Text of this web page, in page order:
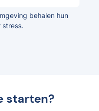
behalen hun
stress.
starten?